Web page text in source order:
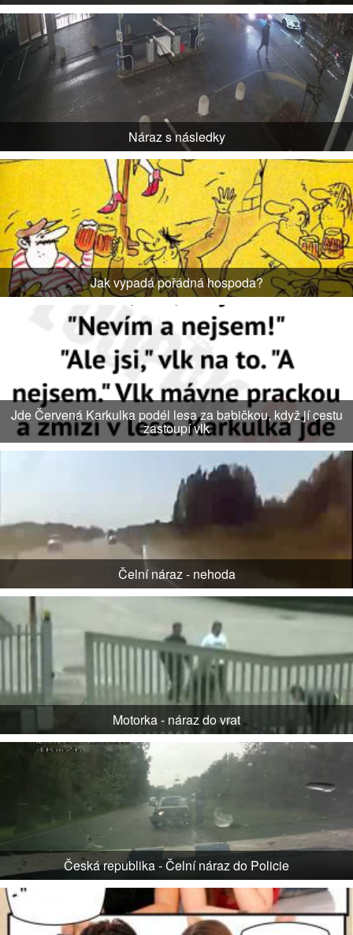
Náraz s následky
Jak vypadá pořádná hospoda?
Jde Červená Karkulka podél lesa za babičkou, když jí cestu
zastoupí vlk
Čelní náraz - nehoda
Motorka - náraz do vrat
Česká republika - Čelní náraz do Policie